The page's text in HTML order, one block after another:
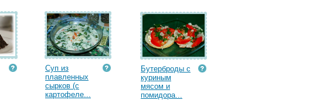
Суп из
плавленных
сырков (с
картофеле...
Бутерброды с
куриным
мясом и
помидора...